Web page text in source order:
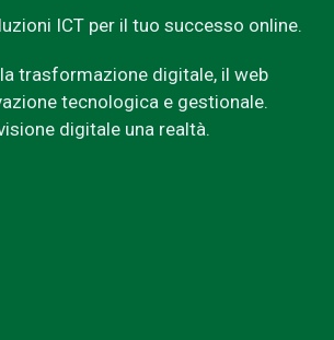
ICT per il tuo successo online.
trasformazione digitale, il web
tecnologica e gestionale.
digitale una realtà.